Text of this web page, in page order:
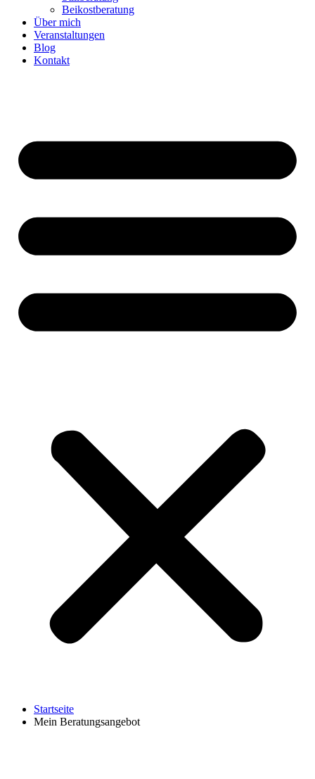
Beikostberatung
Über mich
Veranstaltungen
Blog
Kontakt
Startseite
Mein Beratungsangebot